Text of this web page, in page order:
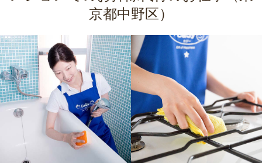
京都中野区）